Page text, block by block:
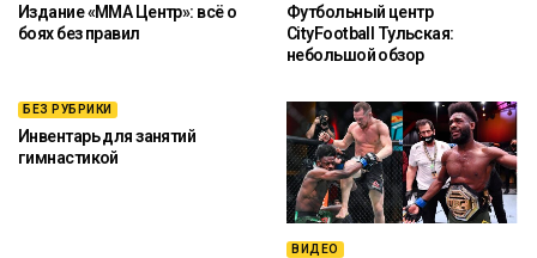
Издание «ММА Центр»: всё о
боях без правил
Футбольный центр
CityFootball Тульская:
небольшой обзор
БЕЗ РУБРИКИ
Инвентарь для занятий
гимнастикой
ВИДЕО